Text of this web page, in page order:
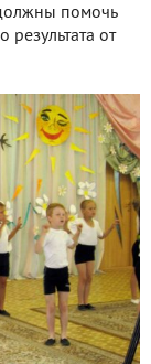
помочь
результата от